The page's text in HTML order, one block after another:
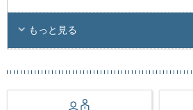
もっと見る